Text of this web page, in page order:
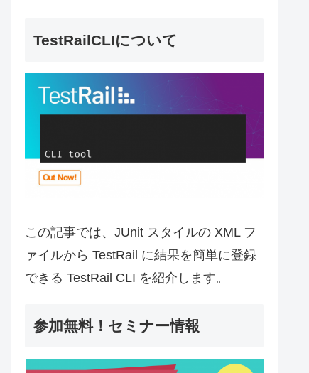
TestRailCLIについて
この記事では、JUnit スタイルの XML フ
ァイルから TestRail に結果を簡単に登録
できる TestRail CLI を紹介します。
参加無料！セミナー情報